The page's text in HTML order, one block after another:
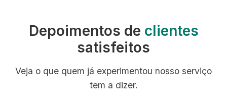
Depoimentos de clientes
satisfeitos
Veja o que quem já experimentou nosso serviço
tem a dizer.